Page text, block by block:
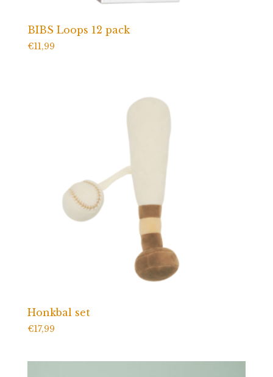
BIBS Loops 12 pack
€11,99
Honkbal set
€17,99